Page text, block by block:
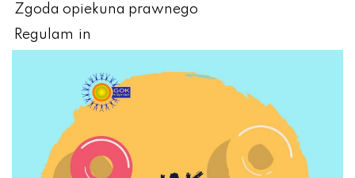
Zgoda opiekuna prawnego
Regulam in